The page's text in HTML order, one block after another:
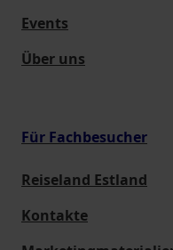
Events
Über uns
Für Fachbesucher
Reiseland Estland
Kontakte